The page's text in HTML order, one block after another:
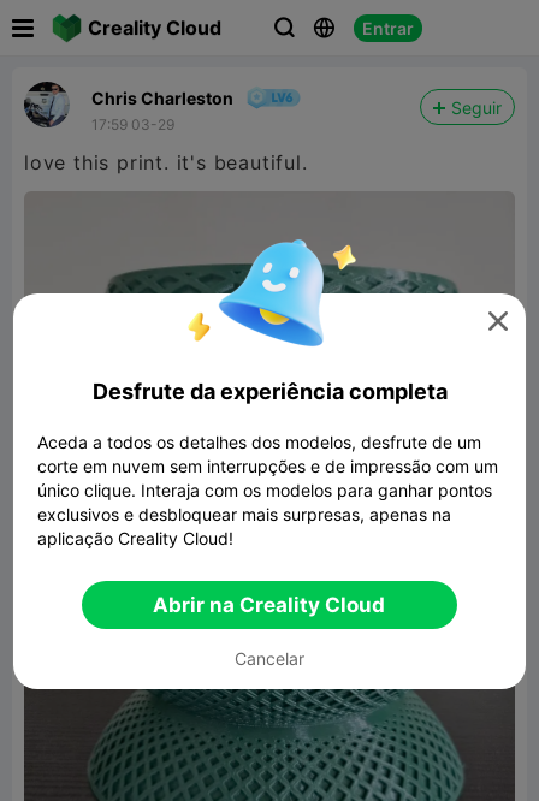
Creality Cloud   Entrar
Chris Charleston
17:59 03-29
Seguir
love this print. it's beautiful.

Desfrute da experiência completa
Aceda a todos os detalhes dos modelos, desfrute de um
corte em nuvem sem interrupções e de impressão com um
único clique. Interaja com os modelos para ganhar pontos
exclusivos e desbloquear mais surpresas, apenas na
aplicação Creality Cloud!
Abrir na Creality Cloud
Cancelar